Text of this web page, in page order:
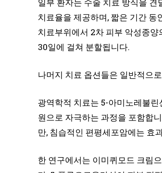
치료율을 제공하며, 짧은 기간
치료부위에서 2차 피부 악성종
30일에 걸쳐 분할됩니다.
나머지 치료 옵션들은 일반적으
광역학적 치료는 5-아미노레불
원으로 자극하는 과정을 포함합
만, 침습적인 편평세포암에는 효
한 연구에서는 이미퀴모드 크림